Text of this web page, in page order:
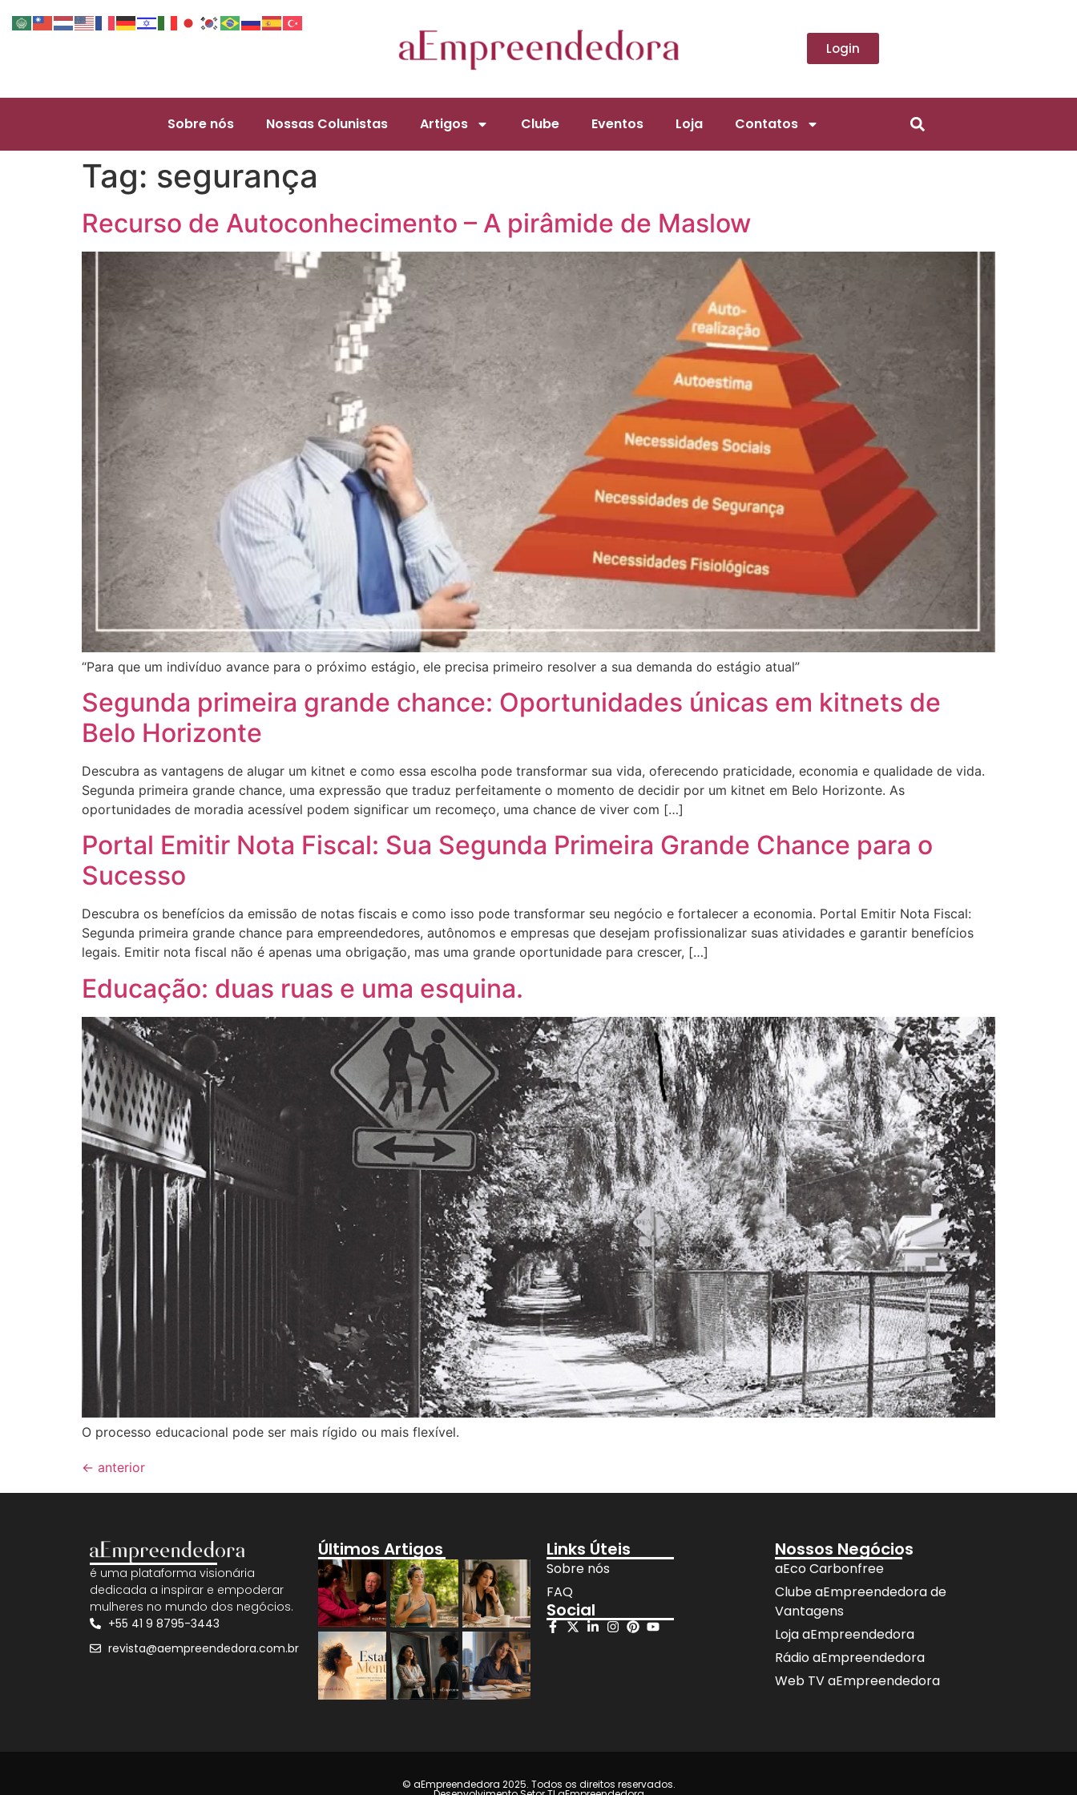
Login
Sobre nós Nossas Colunistas Artigos Clube Eventos Loja Contatos
Tag: segurança
Recurso de Autoconhecimento – A pirâmide de Maslow
“Para que um indivíduo avance para o próximo estágio, ele precisa primeiro resolver a sua demanda do estágio atual”
Segunda primeira grande chance: Oportunidades únicas em kitnets de
Belo Horizonte
Descubra as vantagens de alugar um kitnet e como essa escolha pode transformar sua vida, oferecendo praticidade, economia e qualidade de vida.
Segunda primeira grande chance, uma expressão que traduz perfeitamente o momento de decidir por um kitnet em Belo Horizonte. As
oportunidades de moradia acessível podem significar um recomeço, uma chance de viver com […]
Portal Emitir Nota Fiscal: Sua Segunda Primeira Grande Chance para o
Sucesso
Descubra os benefícios da emissão de notas fiscais e como isso pode transformar seu negócio e fortalecer a economia. Portal Emitir Nota Fiscal:
Segunda primeira grande chance para empreendedores, autônomos e empresas que desejam profissionalizar suas atividades e garantir benefícios
legais. Emitir nota fiscal não é apenas uma obrigação, mas uma grande oportunidade para crescer, […]
Educação: duas ruas e uma esquina.
O processo educacional pode ser mais rígido ou mais flexível.
← anterior
é uma plataforma visionária
dedicada a inspirar e empoderar
mulheres no mundo dos negócios.
+55 41 9 8795-3443
revista@aempreendedora.com.br
Últimos Artigos Links Úteis
Sobre nós
FAQ
Social
Nossos Negócios
aEco Carbonfree
Clube aEmpreendedora de
Vantagens
Loja aEmpreendedora
Rádio aEmpreendedora
Web TV aEmpreendedora
© aEmpreendedora 2025. Todos os direitos reservados.